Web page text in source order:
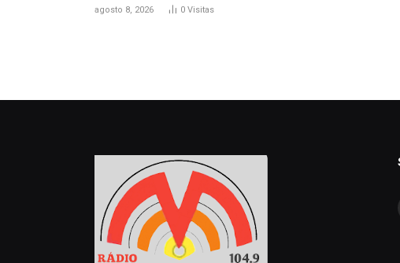
agosto 8, 2026 0 Visitas